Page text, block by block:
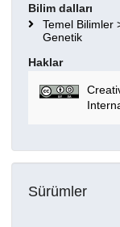
Bilim dalları
Temel Bilimler
Genetik
Haklar
Sürümler